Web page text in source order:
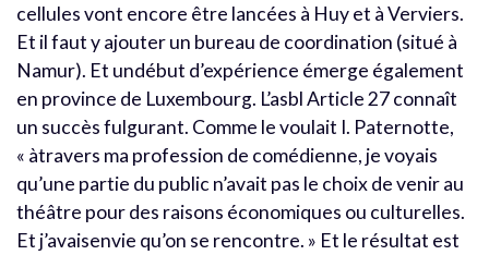
cellules vont encore être lancées à Huy et à Verviers.
Et il faut y ajouter un bureau de coordination (situé à
Namur). Et undébut d’expérience émerge également
en province de Luxembourg. L’asbl Article 27 connaît
un succès fulgurant. Comme le voulait I. Paternotte,
« àtravers ma profession de comédienne, je voyais
qu’une partie du public n’avait pas le choix de venir au
théâtre pour des raisons économiques ou culturelles.
Et j’avaisenvie qu’on se rencontre. » Et le résultat est